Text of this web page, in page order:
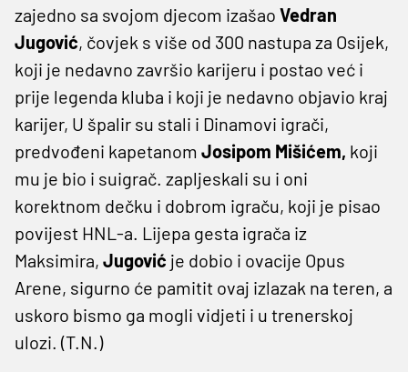
zajedno sa svojom djecom izašao Vedran
Jugović, čovjek s više od 300 nastupa za Osijek,
koji je nedavno završio karijeru i postao već i
prije legenda kluba i koji je nedavno objavio kraj
karijer, U špalir su stali i Dinamovi igrači,
predvođeni kapetanom Josipom Mišićem, koji
mu je bio i suigrač. zapljeskali su i oni
korektnom dečku i dobrom igraču, koji je pisao
povijest HNL-a. Lijepa gesta igrača iz
Maksimira, Jugović je dobio i ovacije Opus
Arene, sigurno će pamitit ovaj izlazak na teren, a
uskoro bismo ga mogli vidjeti i u trenerskoj
ulozi. (T.N.)